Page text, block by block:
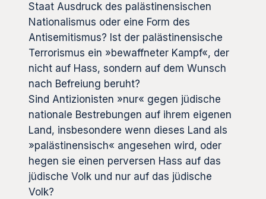
Staat Ausdruck des palästinensischen
Nationalismus oder eine Form des
Antisemitismus? Ist der palästinensische
Terrorismus ein »bewaffneter Kampf«, der
nicht auf Hass, sondern auf dem Wunsch
nach Befreiung beruht?
Sind Antizionisten »nur« gegen jüdische
nationale Bestrebungen auf ihrem eigenen
Land, insbesondere wenn dieses Land als
»palästinensisch« angesehen wird, oder
hegen sie einen perversen Hass auf das
jüdische Volk und nur auf das jüdische
Volk?